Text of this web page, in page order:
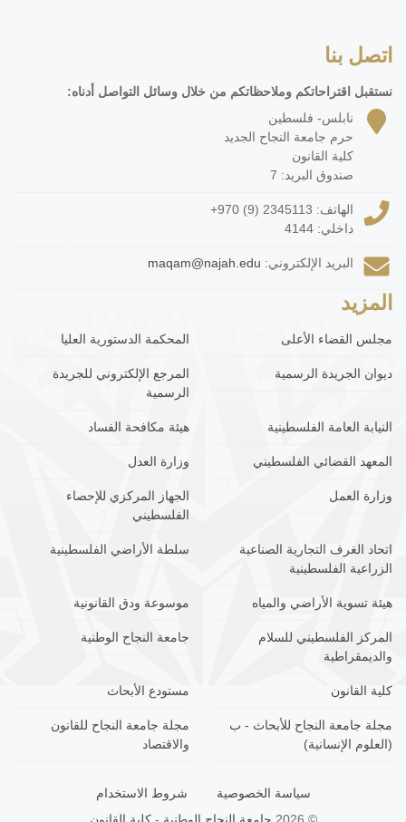
اتصل بنا
نستقبل اقتراحاتكم وملاحظاتكم من خلال وسائل التواصل أدناه:
نابلس- فلسطين
حرم جامعة النجاح الجديد
كلية القانون
صندوق البريد: 7
الهاتف: +970 (9) 2345113
داخلي: 4144
البريد الإلكتروني: maqam@najah.edu
المزيد
مجلس القضاء الأعلى المحكمة الدستورية العليا
ديوان الجريدة الرسمية
المرجع الإلكتروني للجريدة
الرسمية
النيابة العامة الفلسطينية هيئة مكافحة الفساد
المعهد القضائي الفلسطيني وزارة العدل
وزارة العمل
الجهاز المركزي للإحصاء
الفلسطيني
اتحاد الغرف التجارية الصناعية
الزراعية الفلسطينية
سلطة الأراضي الفلسطينية
هيئة تسوية الأراضي والمياه موسوعة ودق القانونية
المركز الفلسطيني للسلام
والديمقراطية
جامعة النجاح الوطنية
كلية القانون مستودع الأبحاث
مجلة جامعة النجاح للأبحاث - ب
(العلوم الإنسانية)
مجلة جامعة النجاح للقانون
والاقتصاد
سياسة الخصوصية
شروط الاستخدام
© 2026
جامعة النجاح الوطنية -كلية القانون